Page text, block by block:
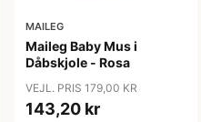
MAILEG
Maileg Baby Mus i
Dåbskjole - Rosa
VEJL. PRIS 179,00 KR
143,20 kr